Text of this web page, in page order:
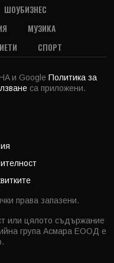
ШОУБИЗНЕС
МУЗИКА
СПОРТ
и Google Политика за
са приложени.
права запазени.
или цялото съдържание
група Асмара ЕООД е